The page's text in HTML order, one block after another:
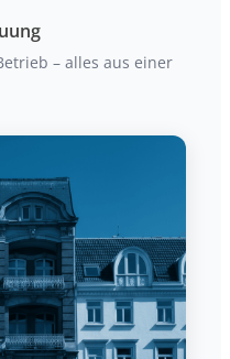
– alles aus einer